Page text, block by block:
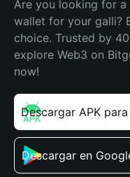
Are you looking for
wallet for your galli?
choice. Trusted by
explore Web3 on
now!
Descargar APK
Descargar en